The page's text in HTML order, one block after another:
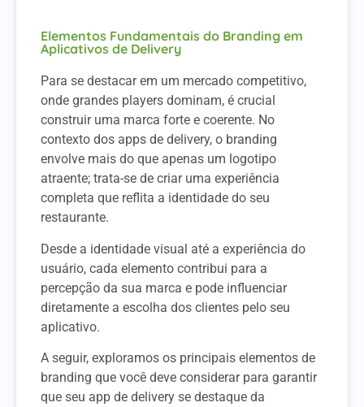
Elementos Fundamentais do Branding em
Aplicativos de Delivery
Para se destacar em um mercado competitivo,
onde grandes players dominam, é crucial
construir uma marca forte e coerente. No
contexto dos apps de delivery, o branding
envolve mais do que apenas um logotipo
atraente; trata-se de criar uma experiência
completa que reflita a identidade do seu
restaurante.
Desde a identidade visual até a experiência do
usuário, cada elemento contribui para a
percepção da sua marca e pode influenciar
diretamente a escolha dos clientes pelo seu
aplicativo.
A seguir, exploramos os principais elementos de
branding que você deve considerar para garantir
que seu app de delivery se destaque da